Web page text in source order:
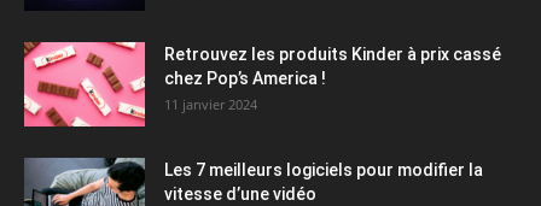
Retrouvez les produits Kinder à prix cassé
chez Pop’s America !
11 janvier 2024
Les 7 meilleurs logiciels pour modifier la
vitesse d’une vidéo